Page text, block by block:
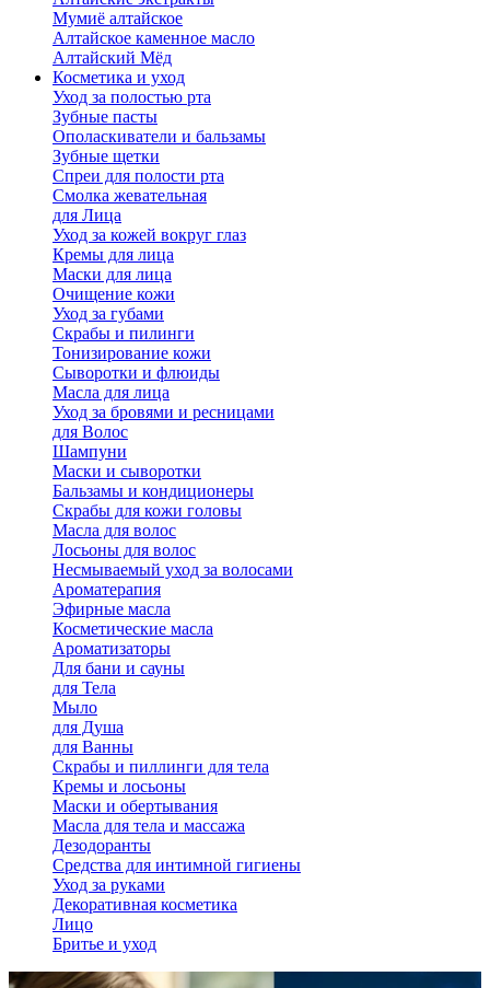
Мумиё алтайское
Алтайское каменное масло
Алтайский Мёд
Косметика и уход
Уход за полостью рта
Зубные пасты
Ополаскиватели и бальзамы
Зубные щетки
Спреи для полости рта
Смолка жевательная
для Лица
Уход за кожей вокруг глаз
Кремы для лица
Маски для лица
Очищение кожи
Уход за губами
Скрабы и пилинги
Тонизирование кожи
Сыворотки и флюиды
Масла для лица
Уход за бровями и ресницами
для Волос
Шампуни
Маски и сыворотки
Бальзамы и кондиционеры
Скрабы для кожи головы
Масла для волос
Лосьоны для волос
Несмываемый уход за волосами
Ароматерапия
Эфирные масла
Косметические масла
Ароматизаторы
Для бани и сауны
для Тела
Мыло
для Душа
для Ванны
Скрабы и пиллинги для тела
Кремы и лосьоны
Маски и обертывания
Масла для тела и массажа
Дезодоранты
Средства для интимной гигиены
Уход за руками
Декоративная косметика
Лицо
Бритье и уход